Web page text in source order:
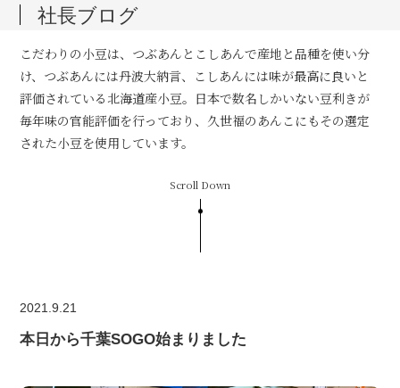
社長ブログ
こだわりの小豆は、つぶあんとこしあんで産地と品種を使い分
け、つぶあんには丹波大納言、こしあんには味が最高に良いと
評価されている北海道産小豆。日本で数名しかいない豆利きが
毎年味の官能評価を行っており、久世福のあんこにもその選定
された小豆を使用しています。
Scroll Down
2021.9.21
本日から千葉SOGO始まりました